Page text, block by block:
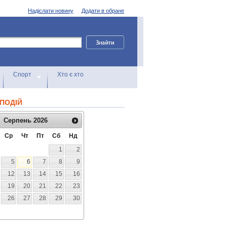
Додати в обране
Надіслати новину
Спорт Хто є хто
Серпень 2026
Ср Чт Пт Сб
Нд
1
2
5 6 7 8
9
12 13 14 15
16
19 20 21 22
23
26 27 28 29
30